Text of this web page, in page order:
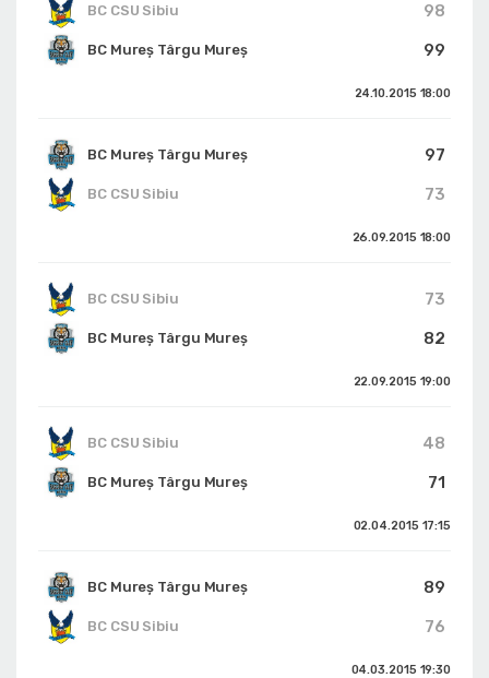
BC CSU Sibiu
98
99
BC Mureș Târgu Mureș
24.10.2015 18:00
BC Mureș Târgu Mureș
97
73
BC CSU Sibiu
26.09.2015 18:00
BC CSU Sibiu
73
82
BC Mureș Târgu Mureș
22.09.2015 19:00
BC CSU Sibiu
48
71
BC Mureș Târgu Mureș
02.04.2015 17:15
BC Mureș Târgu Mureș
89
76
BC CSU Sibiu
04.03.2015 19:30